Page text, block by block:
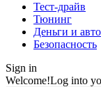
Тест-драйв
Тюнинг
Деньги и авто
Безопасность
Sign in
Welcome!Log into